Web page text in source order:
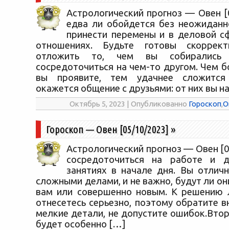
Астрологический прогноз — Овен
едва ли обойдется без
принести перемены и в деловой
отношениях. Будьте готовы
отложить то, чем вы собирались
сосредоточиться на чем-то другом. Чем
вы проявите, тем удачнее сложится
окажется общение с друзьями: от них вы
Октябрь 5, 2023 | Опубликованно Гороскоп,
Гороскоп — Овен [05/10/2023] »
Астрологический прогноз — Овен
сосредоточиться на работе и
занятиях в начале дня. Вы
сложными делами, и не важно, будут ли
вам или совершенно новым. К решению
отнесетесь серьезно, поэтому обратите
мелкие детали, не допустите
будет особенно […]